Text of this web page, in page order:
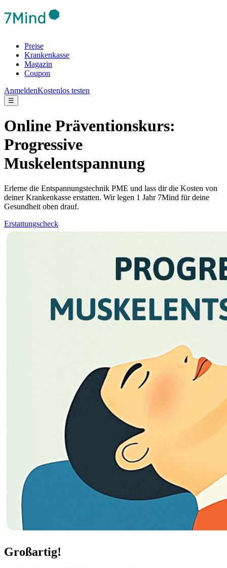
Preise
Krankenkasse
Magazin
Coupon
AnmeldenKostenlos testen
☰
Online Präventionskurs:
Progressive
Muskelentspannung
Erlerne die Entspannungstechnik PME und lass dir die Kosten von
deiner Krankenkasse erstatten. Wir legen 1 Jahr 7Mind für deine
Gesundheit oben drauf.
Erstattungscheck
Großartig!